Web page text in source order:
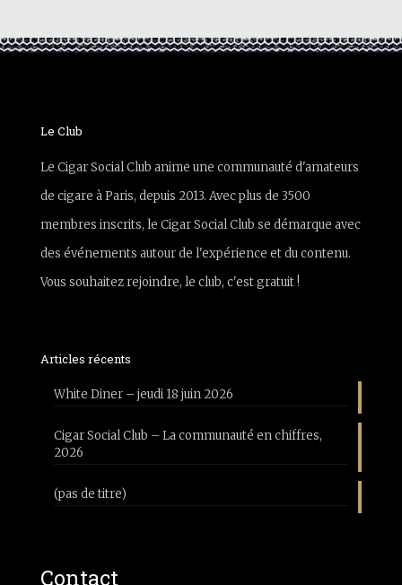
Le Club
Le Cigar Social Club anime une communauté d'amateurs
de cigare à Paris, depuis 2013. Avec plus de 3500
membres inscrits, le Cigar Social Club se démarque avec
des événements autour de l'expérience et du contenu.
Vous souhaitez rejoindre, le club, c'est gratuit !
Articles récents
White Diner – jeudi 18 juin 2026
Cigar Social Club – La communauté en chiffres,
2026
(pas de titre)
Contact